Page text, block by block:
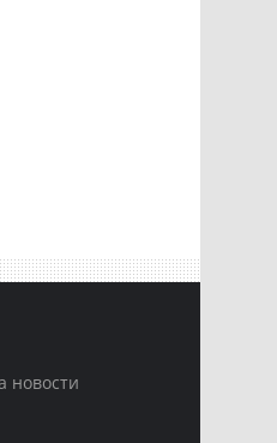
новости